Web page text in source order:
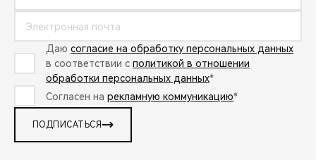
Даю согласие на обработку персональных данных
в соответствии с политикой в отношении
обработки персональных данных*
Согласен на рекламную коммуникацию*
ПОДПИСАТЬСЯ